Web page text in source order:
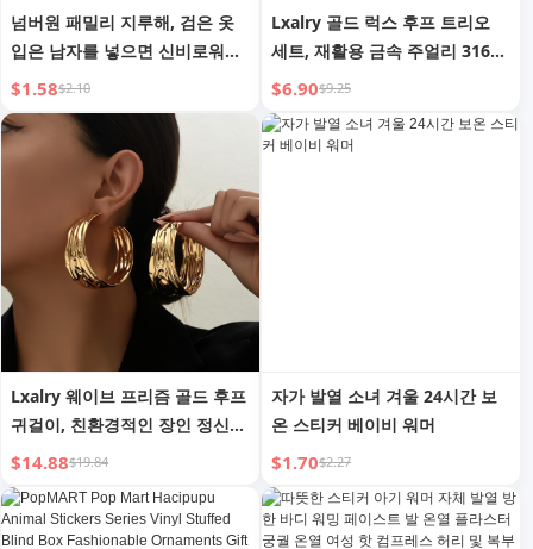
넘버원 패밀리 지루해, 검은 옷
입은 남자를 넣으면 신비로워져
다크 데스크탑 장식 할로윈 선물
$1.58$2.10
Lxalry 골드 럭스 후프 트리오
세트, 재활용 금속 주얼리 316L
저자극성 스틸, 일상적인 우아함
부터 갈라 글램까지 지속 가능한
수제 선물
$6.90$9.25
Lxalry 웨이브 프리즘 골드 후프
귀걸이, 친환경적인 장인 정신으
로 제작된 재활용 금속 주얼리,
낮부터 밤까지 글래머를 위한 저
자극성 스테이트먼트 선물
$14.88$19.84
자가 발열 소녀 겨울 24시간 보
온 스티커 베이비 워머
$1.70$2.27